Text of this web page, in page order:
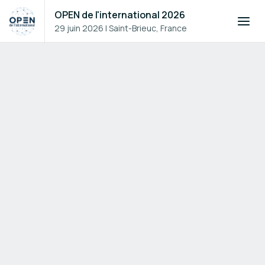
OPEN de l'international 2026
29 juin 2026 |Saint-Brieuc, France